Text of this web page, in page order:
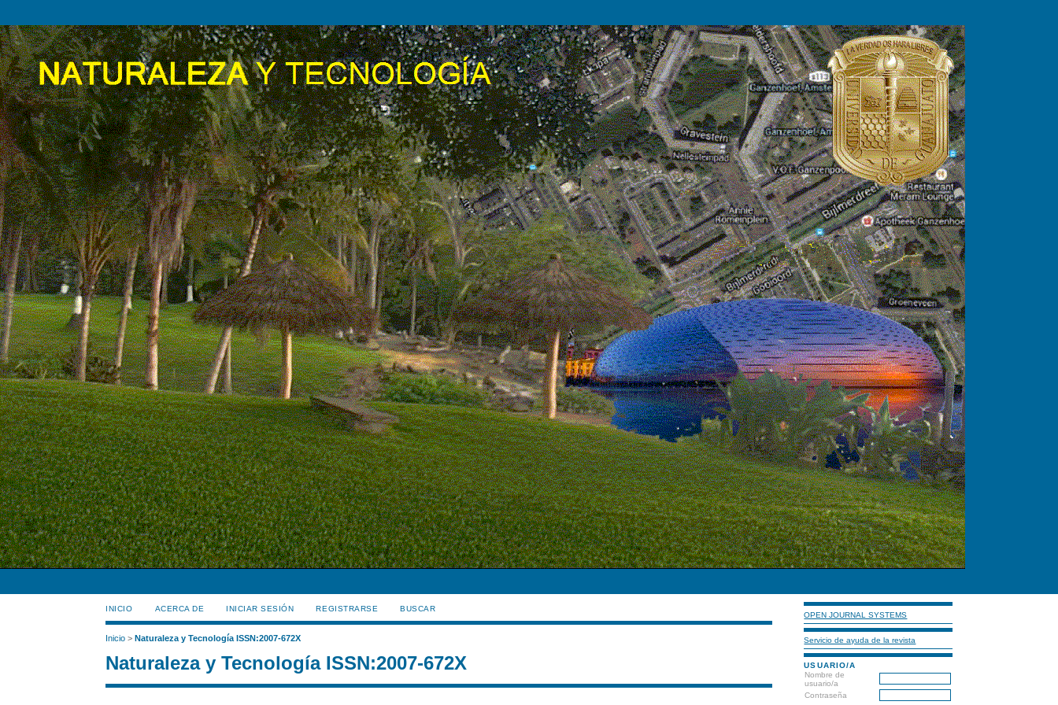
OPEN JOURNAL SYSTEMS
Servicio de ayuda de la revista
USUARIO/A
Nombre de
usuario/a
Contraseña
INICIO ACERCA DE INICIAR SESIÓN REGISTRARSE BUSCAR
Inicio >Naturaleza y Tecnología ISSN:2007-672X
Naturaleza y Tecnología ISSN:2007-672X